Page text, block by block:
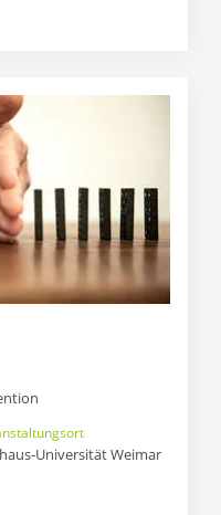
Universität Weimar